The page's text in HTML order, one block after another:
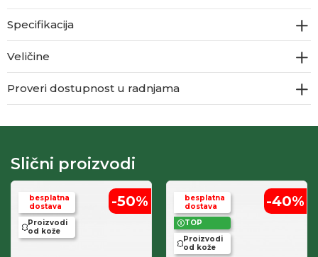
Specifikacija
Veličine
Proveri dostupnost u radnjama
Slični proizvodi
besplatna
dostava
Proizvodi
od kože
-50%
besplatna
dostava
TOP
Proizvodi
od kože
-40%